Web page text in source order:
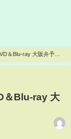
＆Blu-ray 大阪弁予告
＆Blu-ray 大